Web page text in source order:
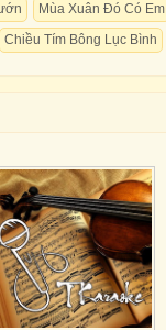
Mùa Xuân Đó Có Em
Chiều Tím Bông Lục Bình